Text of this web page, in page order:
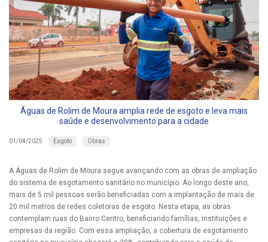
Águas de Rolim de Moura amplia rede de esgoto e leva mais
saúde e desenvolvimento para a cidade
01/04/2025 Esgoto Obras
A Águas de Rolim de Moura segue avançando com as obras de ampliação
do sistema de esgotamento sanitário no município. Ao longo deste ano,
mais de 5 mil pessoas serão beneficiadas com a implantação de mais de
20 mil metros de redes coletoras de esgoto. Nesta etapa, as obras
contemplam ruas do Bairro Centro, beneficiando famílias, instituições e
empresas da região. Com essa ampliação, a cobertura de esgotamento